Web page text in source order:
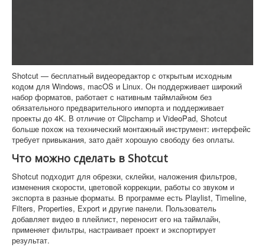
Shotcut — бесплатный видеоредактор с открытым исходным
кодом для Windows, macOS и Linux. Он поддерживает широкий
набор форматов, работает с нативным таймлайном без
обязательного предварительного импорта и поддерживает
проекты до 4K. В отличие от Clipchamp и VideoPad, Shotcut
больше похож на технический монтажный инструмент: интерфейс
требует привыкания, зато даёт хорошую свободу без оплаты.
Что можно сделать в Shotcut
Shotcut подходит для обрезки, склейки, наложения фильтров,
изменения скорости, цветовой коррекции, работы со звуком и
экспорта в разные форматы. В программе есть Playlist, Timeline,
Filters, Properties, Export и другие панели. Пользователь
добавляет видео в плейлист, переносит его на таймлайн,
применяет фильтры, настраивает проект и экспортирует
результат.